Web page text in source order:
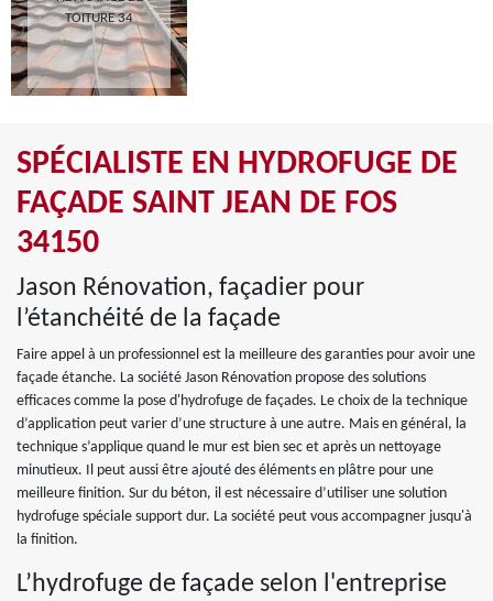
TOITURE 34
SPÉCIALISTE EN HYDROFUGE DE
FAÇADE SAINT JEAN DE FOS
34150
Jason Rénovation, façadier pour
l’étanchéité de la façade
Faire appel à un professionnel est la meilleure des garanties pour avoir une
façade étanche. La société Jason Rénovation propose des solutions
efficaces comme la pose d'hydrofuge de façades. Le choix de la technique
d’application peut varier d’une structure à une autre. Mais en général, la
technique s’applique quand le mur est bien sec et après un nettoyage
minutieux. Il peut aussi être ajouté des éléments en plâtre pour une
meilleure finition. Sur du béton, il est nécessaire d’utiliser une solution
hydrofuge spéciale support dur. La société peut vous accompagner jusqu'à
la finition.
L’hydrofuge de façade selon l'entreprise